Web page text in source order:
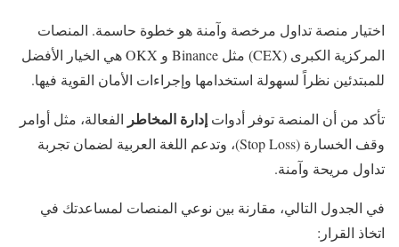
اختيار منصة تداول مرخصة وآمنة هو خطوة حاسمة. المنصات
المركزية الكبرى (CEX) مثل Binance و OKX هي الخيار الأفضل
للمبتدئين نظراً لسهولة استخدامها وإجراءات الأمان القوية فيها.
تأكد من أن المنصة توفر أدوات إدارة المخاطر الفعالة، مثل أوامر
وقف الخسارة (Stop Loss)، وتدعم اللغة العربية لضمان تجربة
تداول مريحة وآمنة.
في الجدول التالي، مقارنة بين نوعي المنصات لمساعدتك في
اتخاذ القرار: